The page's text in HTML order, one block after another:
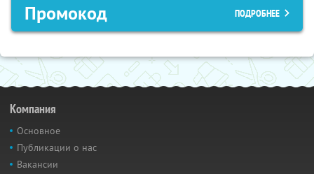
Промокод ПОДРОБНЕЕ
Компания
Основное
Публикации о нас
Вакансии